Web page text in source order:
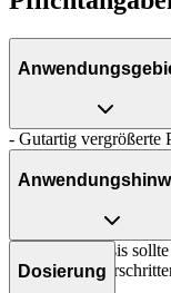
- Gutartig vergrößerte
Die Gesamtdosis
Apotheker
Dosierung